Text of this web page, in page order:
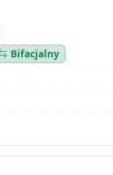
Bifacjalny